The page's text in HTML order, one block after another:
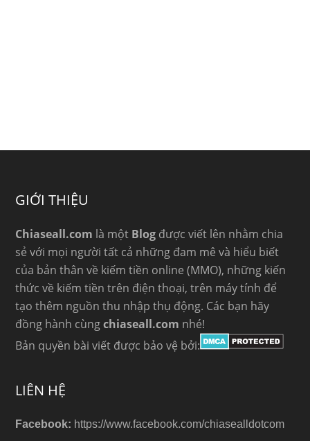
GIỚI THIỆU
Chiaseall.com là một Blog được viết lên nhằm chia
sẻ với mọi người tất cả những đam mê và hiểu biết
của bản thân về kiếm tiền online (MMO), những kiến
thức về kiếm tiền trên điện thoại, trên máy tính để
tạo thêm nguồn thu nhập thụ động. Các bạn hãy
đồng hành cùngchiaseall.com nhé!
Bản quyền bài viết được bảo vệ bởi:
LIÊN HỆ
Facebook: https://www.facebook.com/chiasealldotcom